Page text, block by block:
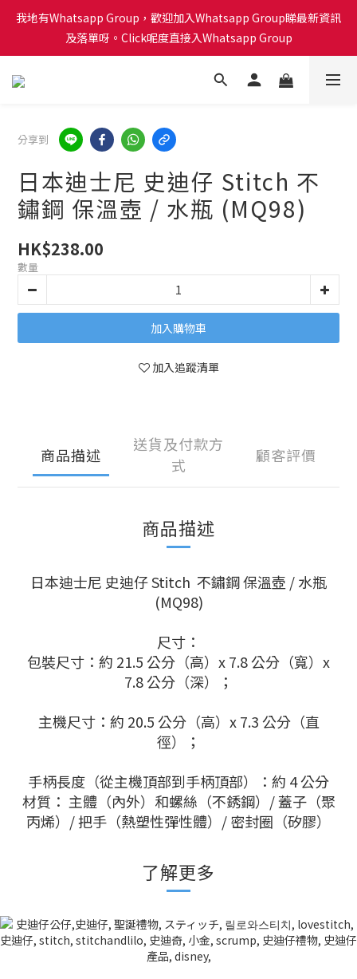
會員積分計劃已啟動！每買 $1蚊可以得1分換禮品喔！Click呢度睇
下有咩換購！🎁🎄
我地有Whatsapp Group，歡迎加入Whatsapp Group睇最新資訊
及落單呀。Click呢度直接入Whatsapp Group
會員積分計劃已啟動！每買 $1蚊可以得1分換禮品喔！Click呢度睇
分享到
日本迪士尼 史迪仔 Stitch 不
鏽鋼 保溫壺 / 水瓶 (MQ98)
HK$238.00
數量
加入購物車
加入追蹤清單
商品描述
送貨及付款方
式
顧客評價
商品描述
日本迪士尼 史迪仔 Stitch 不鏽鋼 保溫壺 / 水瓶
(MQ98)
尺寸：
包裝尺寸：約 21.5 公分（高）x 7.8 公分（寬）x
7.8 公分（深）；
主機尺寸：約 20.5 公分（高）x 7.3 公分（直
徑）；
手柄長度（從主機頂部到手柄頂部）：約 4 公分
材質： 主體（內外）和螺絲（不銹鋼）/ 蓋子（聚
丙烯）/ 把手（熱塑性彈性體）/ 密封圈（矽膠）
了解更多